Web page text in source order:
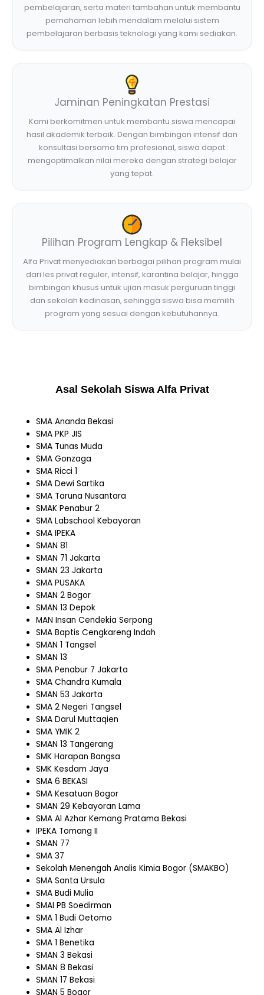
pembelajaran, serta materi tambahan untuk membantu
pemahaman lebih mendalam melalui sistem
pembelajaran berbasis teknologi yang kami sediakan.
Jaminan Peningkatan Prestasi
Kami berkomitmen untuk membantu siswa mencapai
hasil akademik terbaik. Dengan bimbingan intensif dan
konsultasi bersama tim profesional, siswa dapat
mengoptimalkan nilai mereka dengan strategi belajar
yang tepat.
Pilihan Program Lengkap & Fleksibel
Alfa Privat menyediakan berbagai pilihan program mulai
dari les privat reguler, intensif, karantina belajar, hingga
bimbingan khusus untuk ujian masuk perguruan tinggi
dan sekolah kedinasan, sehingga siswa bisa memilih
program yang sesuai dengan kebutuhannya.
Asal Sekolah Siswa Alfa Privat
SMA Ananda Bekasi
SMA PKP JIS
SMA Tunas Muda
SMA Gonzaga
SMA Ricci 1
SMA Dewi Sartika
SMA Taruna Nusantara
SMAK Penabur 2
SMA Labschool Kebayoran
SMA IPEKA
SMAN 81
SMAN 71 Jakarta
SMAN 23 Jakarta
SMA PUSAKA
SMAN 2 Bogor
SMAN 13 Depok
MAN Insan Cendekia Serpong
SMA Baptis Cengkareng Indah
SMAN 1 Tangsel
SMAN 13
SMA Penabur 7 Jakarta
SMA Chandra Kumala
SMAN 53 Jakarta
SMA 2 Negeri Tangsel
SMA Darul Muttaqien
SMA YMIK 2
SMAN 13 Tangerang
SMK Harapan Bangsa
SMK Kesdam Jaya
SMA 6 BEKASI
SMA Kesatuan Bogor
SMAN 29 Kebayoran Lama
SMA Al Azhar Kemang Pratama Bekasi
IPEKA Tomang II
SMAN 77
SMA 37
Sekolah Menengah Analis Kimia Bogor (SMAKBO)
SMA Santa Ursula
SMA Budi Mulia
SMAI PB Soedirman
SMA 1 Budi Oetomo
SMA Al Izhar
SMA 1 Benetika
SMAN 3 Bekasi
SMAN 8 Bekasi
SMAN 17 Bekasi
SMAN 5 Bogor